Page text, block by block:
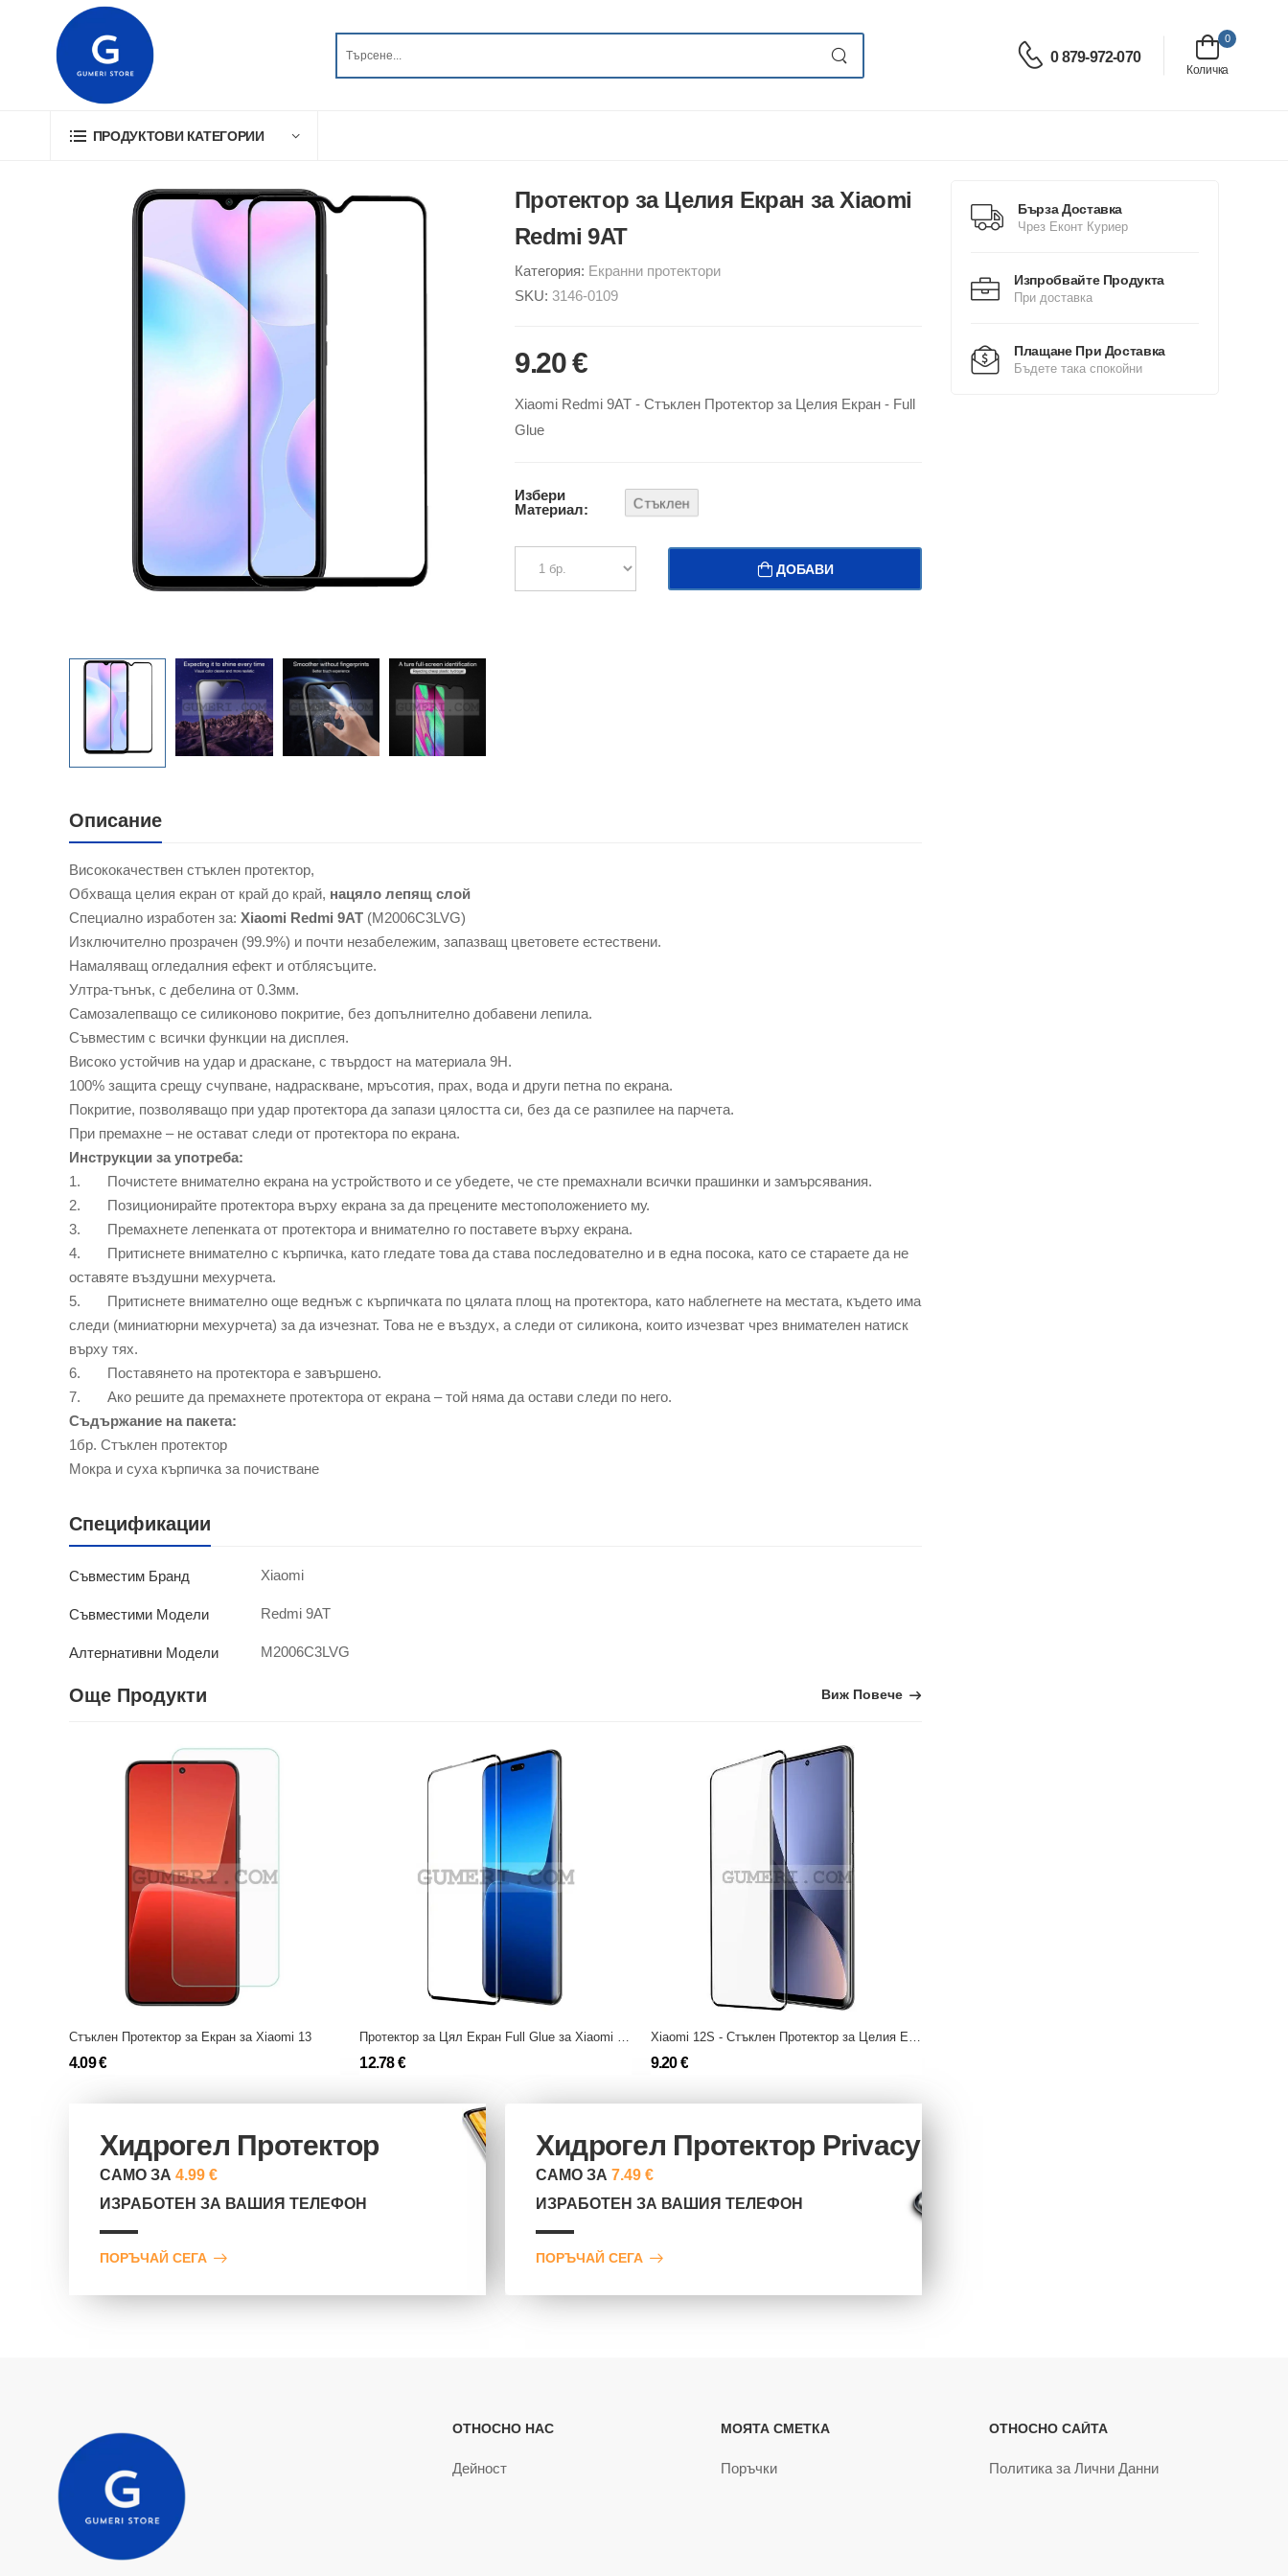
0 879-972-070
0
Количка
ПРОДУКТОВИ КАТЕГОРИИ
Протектор за Целия Екран за Xiaomi
Redmi 9AT
Категория: Екранни протектори
SKU: 3146-0109
9.20 €
Xiaomi Redmi 9AT - Стъклен Протектор за Целия Екран - Full
Glue
Избери
Материал:
Стъклен
ДОБАВИ
Описание
Висококачествен стъклен протектор,
Обхваща целия екран от край до край, нацяло лепящ слой
Специално изработен за: Xiaomi Redmi 9AT (M2006C3LVG)
Изключително прозрачен (99.9%) и почти незабележим, запазващ цветовете естествени.
Намаляващ огледалния ефект и отблясъците.
Ултра-тънък, с дебелина от 0.3мм.
Самозалепващо се силиконово покритие, без допълнително добавени лепила.
Съвместим с всички функции на дисплея.
Високо устойчив на удар и драскане, с твърдост на материала 9Н.
100% защита срещу счупване, надраскване, мръсотия, прах, вода и други петна по екрана.
Покритие, позволяващо при удар протектора да запази цялостта си, без да се разпилее на парчета.
При премахне – не остават следи от протектора по екрана.
Инструкции за употреба:
1. Почистете внимателно екрана на устройството и се убедете, че сте премахнали всички прашинки и замърсявания.
2. Позиционирайте протектора върху екрана за да прецените местоположението му.
3. Премахнете лепенката от протектора и внимателно го поставете върху екрана.
4. Притиснете внимателно с кърпичка, като гледате това да става последователно и в една посока, като се стараете да не
оставяте въздушни мехурчета.
5. Притиснете внимателно още веднъж с кърпичката по цялата площ на протектора, като наблегнете на местата, където има
следи (миниатюрни мехурчета) за да изчезнат. Това не е въздух, а следи от силикона, които изчезват чрез внимателен натиск
върху тях.
6. Поставянето на протектора е завършено.
7. Ако решите да премахнете протектора от екрана – той няма да остави следи по него.
Съдържание на пакета:
1бр. Стъклен протектор
Мокра и суха кърпичка за почистване
Спецификации
Съвместим Бранд Xiaomi
Съвместими Модели Redmi 9AT
Алтернативни Модели M2006C3LVG
Още Продукти Виж Повече
Стъклен Протектор за Екран за Xiaomi 13
4.09 € 12.78 € 9.20 €
Хидрогел Протектор
САМО ЗА 4.99 €
ИЗРАБОТЕН ЗА ВАШИЯ ТЕЛЕФОН
ПОРЪЧАЙ СЕГА
Хидрогел Протектор Privacy
САМО ЗА 7.49 €
ИЗРАБОТЕН ЗА ВАШИЯ ТЕЛЕФОН
ПОРЪЧАЙ СЕГА
Бърза Доставка
Чрез Еконт Куриер
Изпробвайте Продукта
При доставка
Плащане При Доставка
Бъдете така спокойни
ОТНОСНО НАС
Дейност
МОЯТА СМЕТКА
Поръчки
ОТНОСНО САЙТА
Политика за Лични Данни